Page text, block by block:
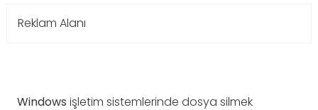
Reklam Alanı
Windows işletim sistemlerinde dosya silmek